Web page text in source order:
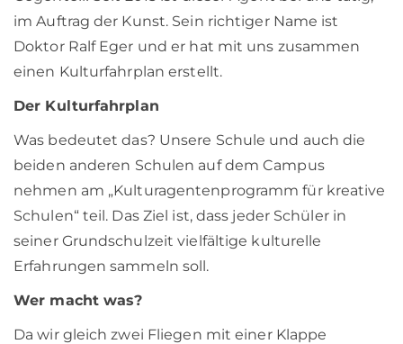
im Auftrag der Kunst. Sein richtiger Name ist
Doktor Ralf Eger und er hat mit uns zusammen
einen Kulturfahrplan erstellt.
Der Kulturfahrplan
Was bedeutet das? Unsere Schule und auch die
beiden anderen Schulen auf dem Campus
nehmen am „Kulturagentenprogramm für kreative
Schulen“ teil. Das Ziel ist, dass jeder Schüler in
seiner Grundschulzeit vielfältige kulturelle
Erfahrungen sammeln soll.
Wer macht was?
Da wir gleich zwei Fliegen mit einer Klappe